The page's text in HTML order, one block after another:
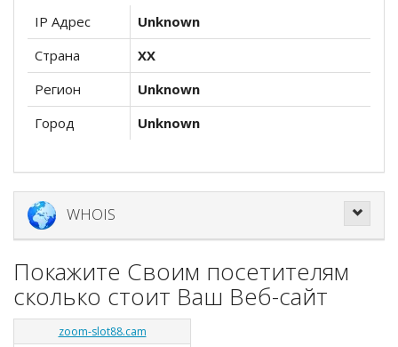
IP Адрес
Unknown
Страна
XX
Регион
Unknown
Город
Unknown
WHOIS
Покажите Своим посетителям
сколько стоит Ваш Веб-сайт
zoom-slot88.cam